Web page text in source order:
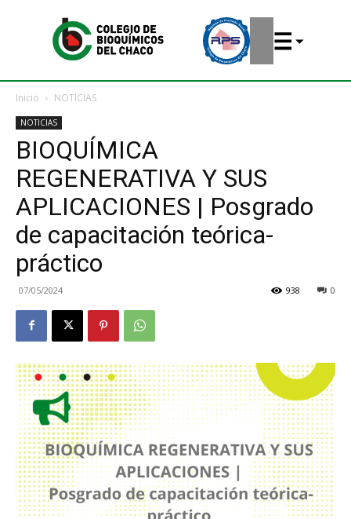
Inicio NOTICIAS
NOTICIAS
BIOQUÍMICA
REGENERATIVA Y SUS
APLICACIONES | Posgrado
de capacitación teórica-
práctico
07/05/2024 0
938